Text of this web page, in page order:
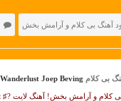
آهنگ بی کلام و آرامش بخش
بی کلام